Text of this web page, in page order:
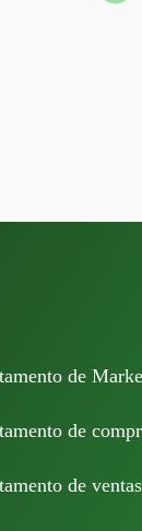
de
de
de